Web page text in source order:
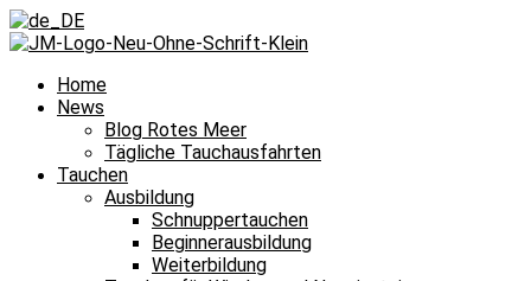
Home
News
Blog Rotes Meer
Tägliche Tauchausfahrten
Tauchen
Ausbildung
Schnuppertauchen
Beginnerausbildung
Weiterbildung